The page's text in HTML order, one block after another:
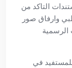
التاكد من
وارفاق صور
الرسمية
في